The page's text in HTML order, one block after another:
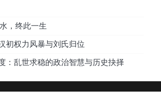
，终此一生
初权力风暴与刘氏归位
：乱世求稳的政治智慧与历史抉择